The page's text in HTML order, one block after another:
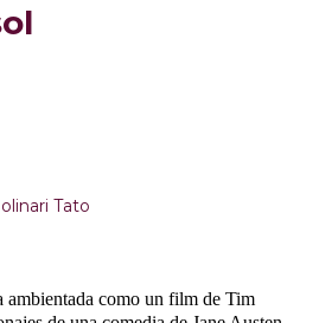
Tato
ambientada como un film de Tim